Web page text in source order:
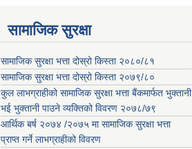
सामाजिक सुरक्षा
सामाजिक सुरक्षा भत्ता दोस्रो किस्ता २०८०/८१
सामाजिक सुरक्षा भत्ता दोस्रो किस्ता २०७९/८०
कुल लाभग्राहीको सामाजिक सुरक्षा भत्ता बैंकमार्फत भुक्तानी
भई भुक्तानी पाउने व्यक्तिको विवरण २०७८/७९
आर्थिक बर्ष २०७४ /२०७५ मा सामाजिक सुरक्षा भत्ता
प्राप्त गर्ने लाभग्राहीको विवरण